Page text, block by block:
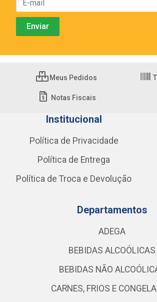
Meus Pedidos
Notas Fiscais
Institucional
Política de Privacidade
Política de Entrega
Política de Troca e Devolução
Departamentos
ADEGA
BEBIDAS ALCOÓLICAS
BEBIDAS NÃO
CARNES, FRIOS E